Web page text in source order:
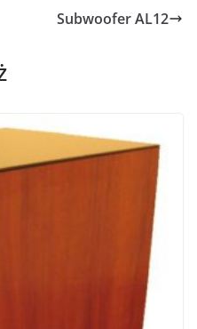
Subwoofer AL12